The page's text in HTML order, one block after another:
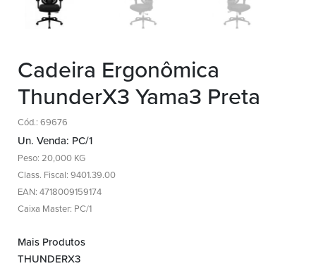
Cadeira Ergonômica
ThunderX3 Yama3 Preta
Cód.: 69676
Un. Venda: PC/1
Peso: 20,000 KG
Class. Fiscal: 9401.39.00
EAN: 4718009159174
Caixa Master: PC/1
Mais Produtos
THUNDERX3